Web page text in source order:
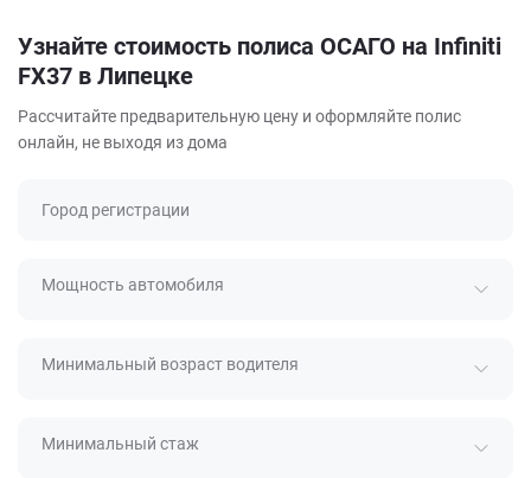
Узнайте стоимость полиса ОСАГО на Infiniti
FX37 в Липецке
Рассчитайте предварительную цену и оформляйте полис
онлайн, не выходя из дома
Город регистрации
Мощность автомобиля
Минимальный возраст водителя
Минимальный стаж